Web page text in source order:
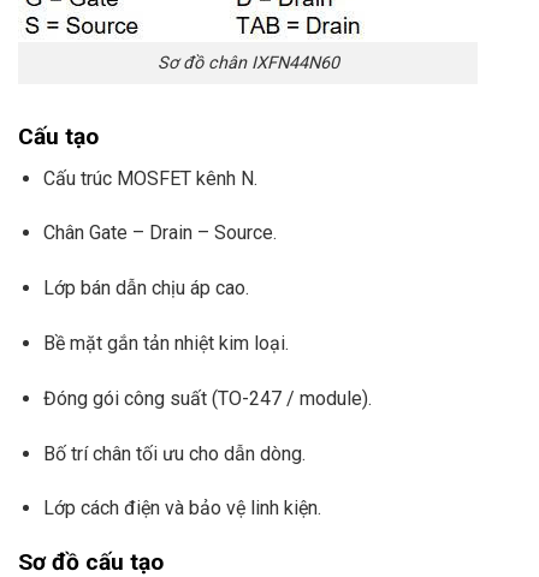
Sơ đồ chân IXFN44N60
Cấu tạo
Cấu trúc MOSFET kênh N.
Chân Gate – Drain – Source.
Lớp bán dẫn chịu áp cao.
Bề mặt gắn tản nhiệt kim loại.
Đóng gói công suất (TO-247 / module).
Bố trí chân tối ưu cho dẫn dòng.
Lớp cách điện và bảo vệ linh kiện.
Sơ đồ cấu tạo